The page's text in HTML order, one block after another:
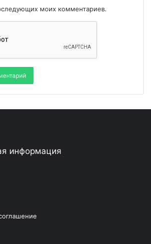
моих комментариев.
информация